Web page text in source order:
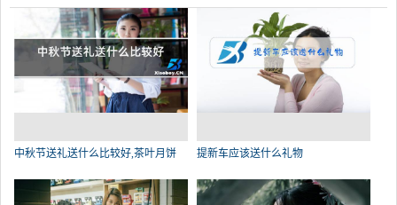
中秋节送礼送什么比较好,茶叶月饼 提新车应该送什么礼物